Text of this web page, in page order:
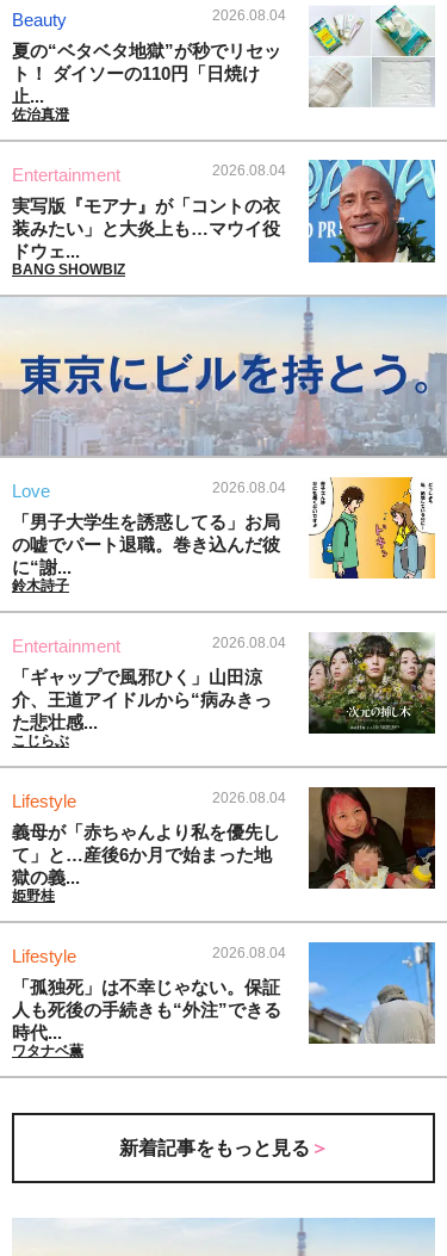
Beauty 2026.08.04
夏の“ベタベタ地獄”が秒でリセッ
ト！ ダイソーの110円「日焼け
止...
佐治真澄
Entertainment 2026.08.04
実写版『モアナ』が「コントの衣
装みたい」と大炎上も…マウイ役
ドウェ...
BANG SHOWBIZ
Love 2026.08.04
「男子大学生を誘惑してる」お局
の嘘でパート退職。巻き込んだ彼
に“謝...
鈴木詩子
Entertainment 2026.08.04
「ギャップで風邪ひく」山田涼
介、王道アイドルから“病みきっ
た悲壮感...
こじらぶ
Lifestyle 2026.08.04
義母が「赤ちゃんより私を優先し
て」と…産後6か月で始まった地
獄の義...
姫野桂
Lifestyle 2026.08.04
「孤独死」は不幸じゃない。保証
人も死後の手続きも“外注”できる
時代...
ワタナベ薫
新着記事をもっと見る